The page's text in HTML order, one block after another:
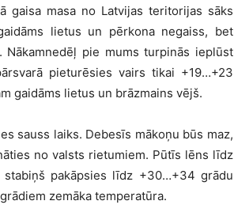
gaisa masa no Latvijas teritorijas sāks
lietus un pērkona negaiss, bet
pie mums turpinās ieplūst
pieturēsies vairs tikai +19…+23
gaidāms lietus un brāzmains vējš.
sauss laiks. Debesīs mākoņu būs maz,
no valsts rietumiem. Pūtīs lēns līdz
pakāpsies līdz +30…+34 grādu
zemāka temperatūra.